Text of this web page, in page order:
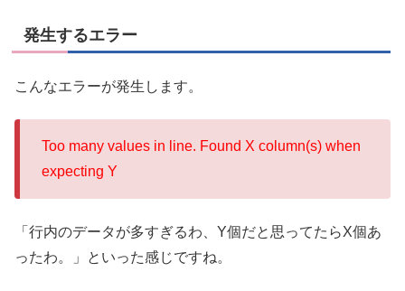
発生するエラー
こんなエラーが発生します。
Too many values in line. Found X column(s) when
expecting Y
「行内のデータが多すぎるわ、Y個だと思ってたらX個あ
ったわ。」といった感じですね。